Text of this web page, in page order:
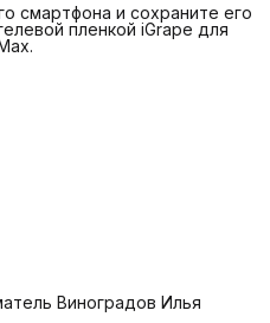
смартфона и сохраните его
пленкой iGrape для
Виноградов Илья